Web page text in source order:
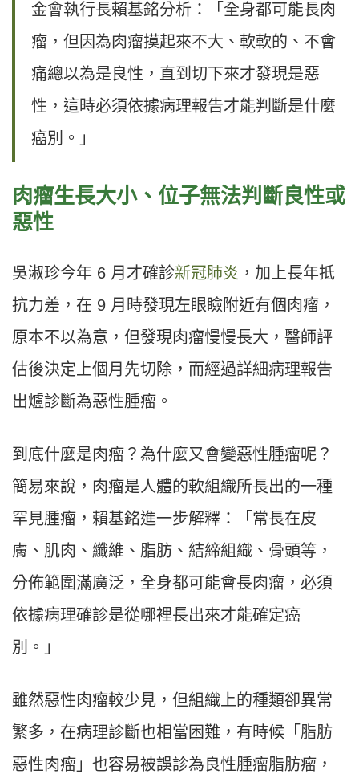
金會執行長賴基銘分析：「全身都可能長肉
瘤，但因為肉瘤摸起來不大、軟軟的、不會
痛總以為是良性，直到切下來才發現是惡
性，這時必須依據病理報告才能判斷是什麼
癌別。」
肉瘤生長大小、位子無法判斷良性或
惡性
吳淑珍今年 6 月才確診新冠肺炎 ，加上長年抵
抗力差，在 9 月時發現左眼瞼附近有個肉瘤，
原本不以為意，但發現肉瘤慢慢長大，醫師評
估後決定上個月先切除，而經過詳細病理報告
出爐診斷為惡性腫瘤。
到底什麼是肉瘤？為什麼又會變惡性腫瘤呢？
簡易來說，肉瘤是人體的軟組織所長出的一種
罕見腫瘤，賴基銘進一步解釋：「常長在皮
膚、肌肉、纖維、脂肪、結締組織、骨頭等，
分佈範圍滿廣泛，全身都可能會長肉瘤，必須
依據病理確診是從哪裡長出來才能確定癌
別。」
雖然惡性肉瘤較少見，但組織上的種類卻異常
繁多，在病理診斷也相當困難，有時候「脂肪
惡性肉瘤」也容易被誤診為良性腫瘤脂肪瘤，